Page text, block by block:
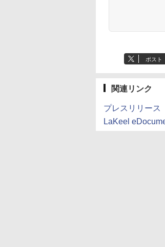
ポスト
関連リンク
プレスリリース
LaKeel